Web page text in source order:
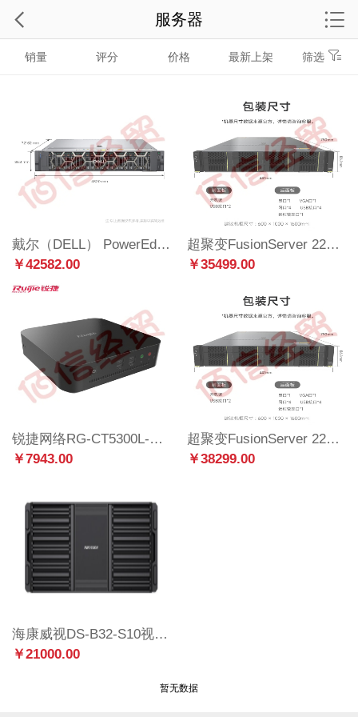
销量 评分 价格 最新上架 筛选
戴尔（DELL） PowerEdge R740/R750XS 2U机架式服务器
￥42582.00
超聚变FusionServer 2288HV6服务器主机 2U机架式 数据库 深度学习 虚拟化 2颗银牌4314 32核 2.4GHz丨双电 64G丨480G固态丨5*8T 7.2K丨双口千兆
￥35499.00
锐捷网络RG-CT5300L-G3 云课堂增强版IDV云终端
￥7943.00
超聚变FusionServer 2288HV6服务器主机 2U机架式 数据库 深度学习 虚拟化 2颗银牌4314 32核 2.4GHz丨双电 64G丨2*480G丨5*10T7.2K丨双口千兆
￥38299.00
海康威视DS-B32-S10视频综合平台
￥21000.00
暂无数据
服务器